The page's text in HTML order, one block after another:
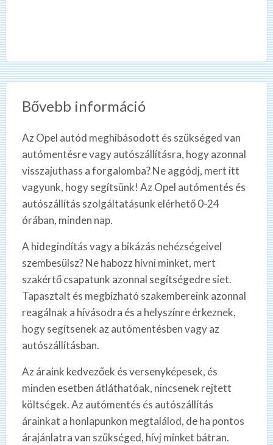
Bővebb információ
Az Opel autód meghibásodott és szükséged van
autómentésre vagy autószállításra, hogy azonnal
visszajuthass a forgalomba? Ne aggódj, mert itt
vagyunk, hogy segítsünk! Az Opel autómentés és
autószállítás szolgáltatásunk elérhető 0-24
órában, minden nap.
A hidegindítás vagy a bikázás nehézségeivel
szembesülsz? Ne habozz hívni minket, mert
szakértő csapatunk azonnal segítségedre siet.
Tapasztalt és megbízható szakembereink azonnal
reagálnak a hívásodra és a helyszínre érkeznek,
hogy segítsenek az autómentésben vagy az
autószállításban.
Az áraink kedvezőek és versenyképesek, és
minden esetben átláthatóak, nincsenek rejtett
költségek. Az autómentés és autószállítás
árainkat a honlapunkon megtalálod, de ha pontos
árajánlatra van szükséged, hívj minket bátran.